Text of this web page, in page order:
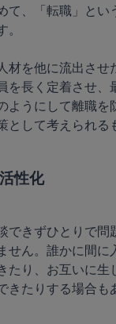
て、「転職」とい
。
材を他に流出させ
を長く定着させ、
ようにして離職を
として考えられる
性化
できずひとりで問
せん。誰かに間に
たり、お互いに生
きたりする場合も